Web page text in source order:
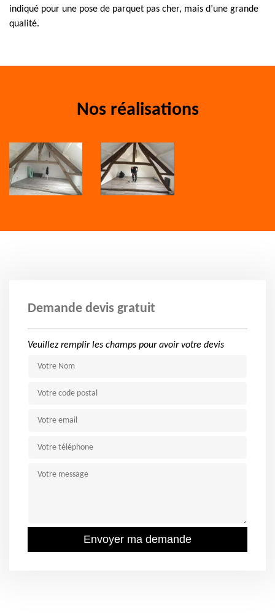
indiqué pour une pose de parquet pas cher, mais d’une grande
qualité.
Nos réalisations
Demande devis gratuit
Veuillez remplir les champs pour avoir votre devis